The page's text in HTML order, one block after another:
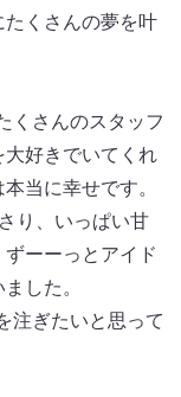
たくさんの夢を叶
くさんのスタッフ
大好きでいてくれ
当に幸せです。
り、いっぱい甘
ーーっとアイド
した。
注ぎたいと思って